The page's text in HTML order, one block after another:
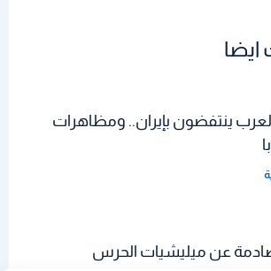
العرب ينتفضون بإيران.. ومظاهرات
عن ميليشيات الحرس